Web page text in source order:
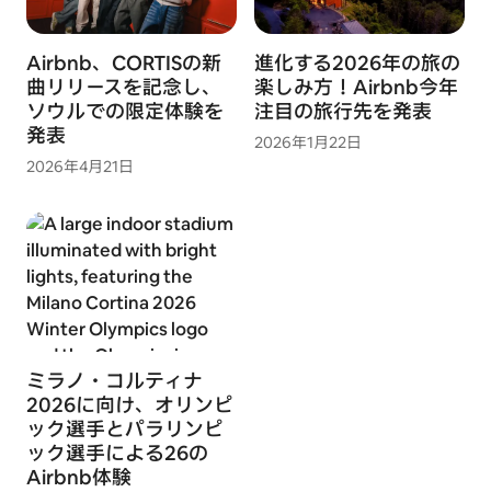
Airbnb、CORTISの新
曲リリースを記念し、
ソウルでの限定体験を
発表
2026年4月21日
進化する2026年の旅の
楽しみ方！Airbnb今年
注目の旅行先を発表
2026年1月22日
ミラノ・コルティナ
2026に向け、オリンピ
ック選手とパラリンピ
ック選手による26の
Airbnb体験